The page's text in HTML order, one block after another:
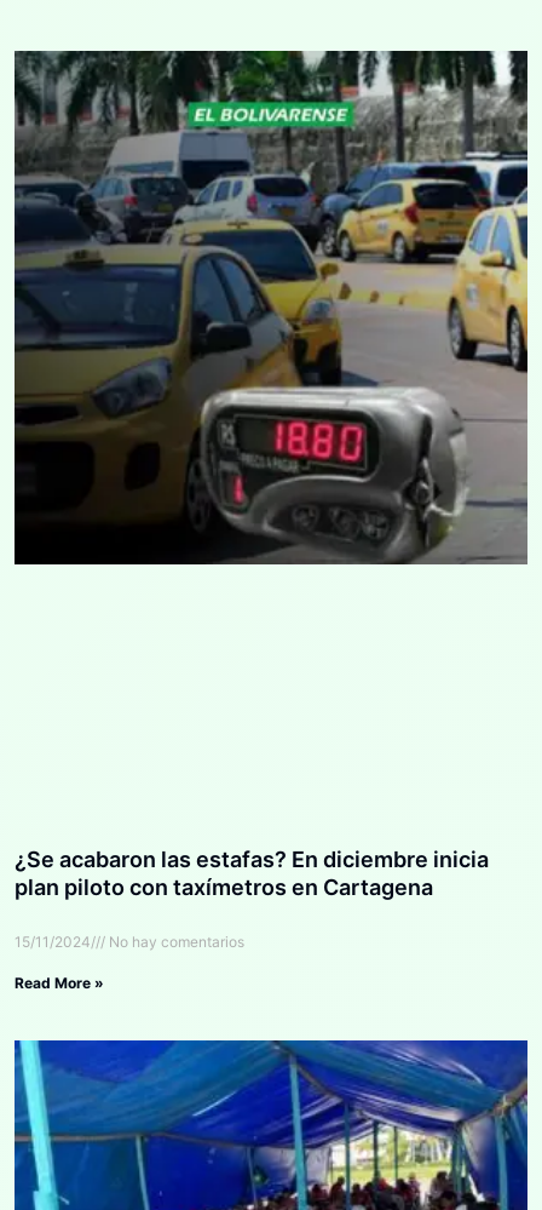
¿Se acabaron las estafas? En diciembre inicia
plan piloto con taxímetros en Cartagena
15/11/2024 No hay comentarios
Read More »